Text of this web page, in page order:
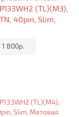
(TL)(M3),
40pin, Slim,
1 800р.